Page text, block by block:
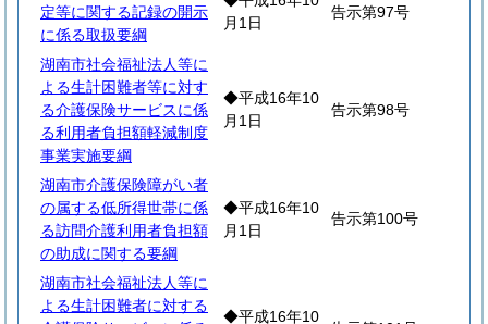
定等に関する記録の開示
に係る取扱要綱
月1日
告示第97号
湖南市社会福祉法人等に
よる生計困難者等に対す
る介護保険サービスに係
る利用者負担額軽減制度
事業実施要綱
◆平成16年10
月1日
告示第98号
湖南市介護保険障がい者
の属する低所得世帯に係
る訪問介護利用者負担額
の助成に関する要綱
◆平成16年10
月1日
告示第100号
湖南市社会福祉法人等に
よる生計困難者に対する
◆平成16年10